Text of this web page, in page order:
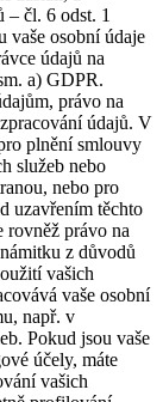
– čl. 6 odst. 1
vaše osobní údaje
údajů na
a) GDPR.
právo na
údajů. V
plnění smlouvy
služeb nebo
nebo pro
uzavřením těchto
rovněž právo na
z důvodů
vašich
vaše osobní
např. v
Pokud jsou vaše
účely, máte
vašich